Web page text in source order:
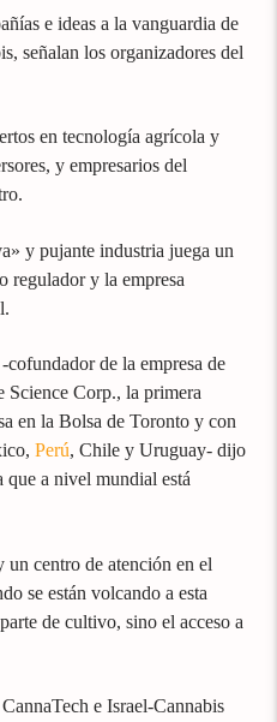
e ideas a la vanguardia de
señalan los organizadores del
en tecnología agrícola y
y empresarios del
y pujante industria juega un
regulador y la empresa
de la empresa de
Corp., la primera
en la Bolsa de Toronto y con
Perú, Chile y Uruguay- dijo
que a nivel mundial está
un centro de atención en el
se están volcando a esta
de cultivo, sino el acceso a
e Israel-Cannabis